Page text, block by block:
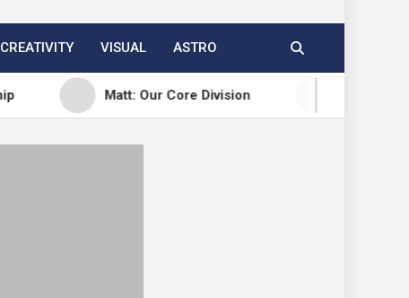
CREATIVITY VISUAL ASTRO
Matt: Our Core Division